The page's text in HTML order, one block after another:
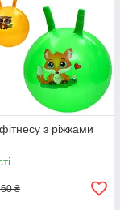
з ріжками
₴